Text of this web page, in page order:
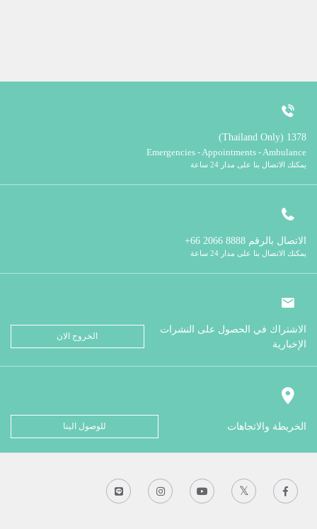
1378 (Thailand Only)
Emergencies - Appointments - Ambulance
يمكنك الاتصال بنا على مدار 24 ساعة
الاتصال بالرقم
يمكنك الاتصال بنا على مدار 24 ساعة
الاشتراك في الحصول على النشرات
الإخبارية
الخروج الان
الخريطة والاتجاهات للوصول الينا